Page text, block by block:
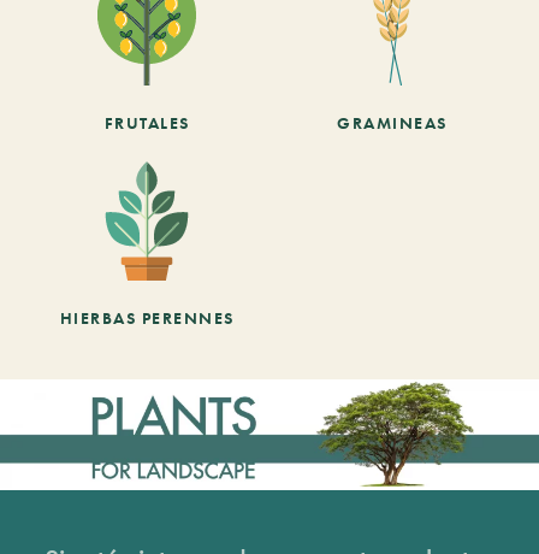
FRUTALES GRAMINEAS
HIERBAS PERENNES